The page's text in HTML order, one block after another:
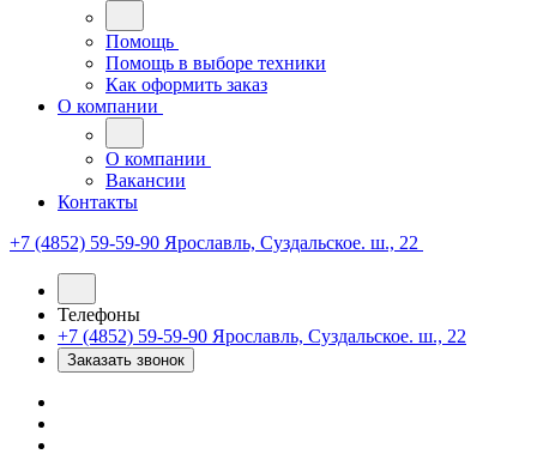
Помощь
Помощь в выборе техники
Как оформить заказ
О компании
О компании
Вакансии
Контакты
+7 (4852) 59-59-90 Ярославль, Суздальское. ш., 22
Телефоны
+7 (4852) 59-59-90 Ярославль, Суздальское. ш., 22
Заказать звонок